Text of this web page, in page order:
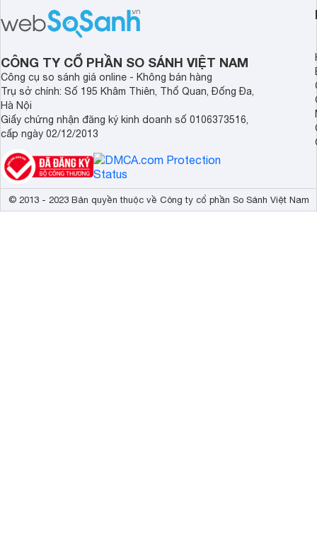
CÔNG TY CỔ PHẦN SO SÁNH VIỆT NAM
Công cụ so sánh giá online - Không bán hàng
Trụ sở chính: Số 195 Khâm Thiên, Thổ Quan, Đống Đa,
Hà Nội
Giấy chứng nhận đăng ký kinh doanh số 0106373516,
cấp ngày 02/12/2013
© 2013 - 2023 Bản quyền thuộc về Công ty cổ phần So Sánh Việt Nam